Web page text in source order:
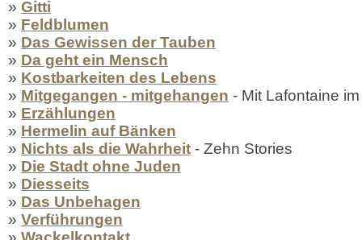
» Gitti
» Feldblumen
» Das Gewissen der Tauben
» Da geht ein Mensch
» Kostbarkeiten des Lebens
» Mitgegangen - mitgehangen - Mit Lafontaine
» Erzählungen
» Hermelin auf Bänken
» Nichts als die Wahrheit - Zehn Stories
» Die Stadt ohne Juden
» Diesseits
» Das Unbehagen
» Verführungen